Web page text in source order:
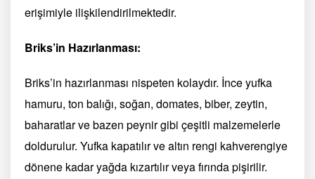
erişimiyle ilişkilendirilmektedir.
Briks’in Hazırlanması:
Briks’in hazırlanması nispeten kolaydır. İnce yufka
hamuru, ton balığı, soğan, domates, biber, zeytin,
baharatlar ve bazen peynir gibi çeşitli malzemelerle
doldurulur. Yufka kapatılır ve altın rengi kahverengiye
dönene kadar yağda kızartılır veya fırında pişirilir.